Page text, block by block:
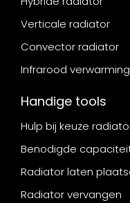
Verticale radiator
Convector radiator
Infrarood verwarming
Handige tools
Hulp bij keuze
Benodigde
Radiator laten
Radiator vervangen